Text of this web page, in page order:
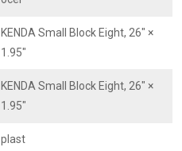
KENDA Small Block Eight, 26" ×
1.95"
KENDA Small Block Eight, 26" ×
1.95"
plast